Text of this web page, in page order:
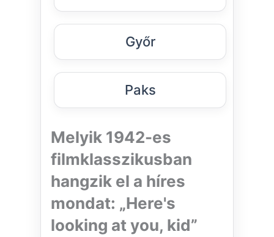
Győr
Paks
Melyik 1942-es
filmklasszikusban
hangzik el a híres
mondat: „Here's
looking at you, kid”